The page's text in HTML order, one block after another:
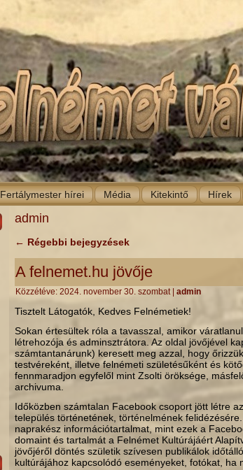
Fertálymester hírei Média Kitekintő Hírek
admin
← Régebbi bejegyzések
A felnemet.hu jövője
Közzétéve: 2024. november 30. szombat| admin
Tisztelt Látogatók, Kedves Felnémetiek!
Sokan értesültek róla a tavasszal, amikor
létrehozója és adminsztrátora. Az oldal jövőjével
számtantanárunk) keresett meg azzal, hogy
testvéreként, illetve felnémeti születésűként és
fennmaradjon egyfelől mint Zsolti öröksége,
archivuma.
Időközben számtalan Facebook csoport jött létre
település történetének, történelmének
naprakész információtartalmat, mint ezek a
domaint és tartalmát a Felnémet Kultúrájáért
jövőjéről döntés születik szívesen publikálok
kultúrájához kapcsolódó eseményeket, fotókat, ha